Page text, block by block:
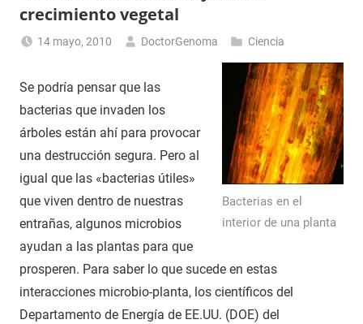
crecimiento vegetal
14 mayo, 2010 DoctorGenoma Ciencia
Bacterias en el
interior de una planta
Se podría pensar que las
bacterias que invaden los
árboles están ahí para provocar
una destrucción segura. Pero al
igual que las «bacterias útiles»
que viven dentro de nuestras
entrañas, algunos microbios
ayudan a las plantas para que
prosperen. Para saber lo que sucede en estas
interacciones microbio-planta, los científicos del
Departamento de Energía de EE.UU. (DOE) del